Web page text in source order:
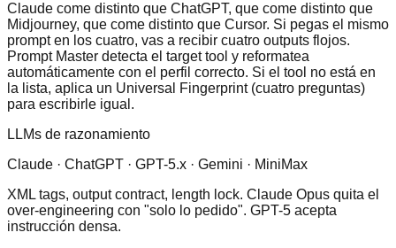
Claude come distinto que ChatGPT, que come distinto que
Midjourney, que come distinto que Cursor. Si pegas el mismo
prompt en los cuatro, vas a recibir cuatro outputs flojos.
Prompt Master detecta el target tool y reformatea
automáticamente con el perfil correcto. Si el tool no está en
la lista, aplica un Universal Fingerprint (cuatro preguntas)
para escribirle igual.
LLMs de razonamiento
Claude · ChatGPT · GPT-5.x · Gemini · MiniMax
XML tags, output contract, length lock. Claude Opus quita el
over-engineering con "solo lo pedido". GPT-5 acepta
instrucción densa.